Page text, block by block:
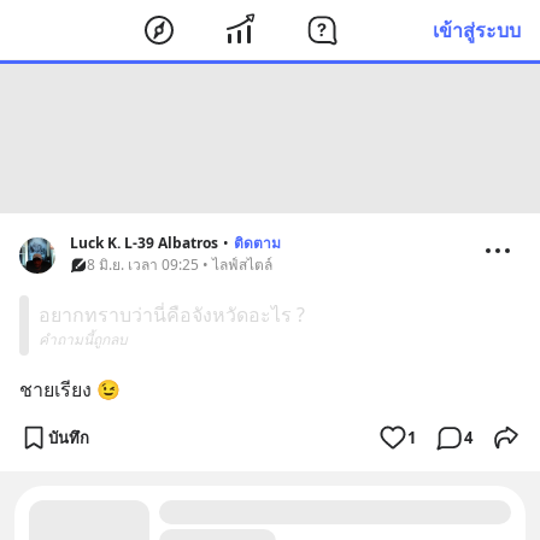
เข้าสู่ระบบ
Luck K. L-39 Albatros • ติดตาม
8 มิ.ย. เวลา 09:25 • ไลฟ์สไตล์
อยากทราบว่านี่คือจังหวัดอะไร ?
คำถามนี้ถูกลบ
ชายเรียง 😉
บันทึก 1 4